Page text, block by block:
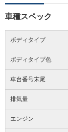
車種スペック
ボディタイプ
ボディタイプ色
車台番号末尾
排気量
エンジン